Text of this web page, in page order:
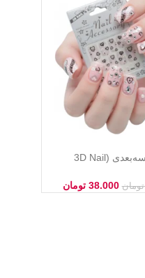
استیکر ناخن سه‌بعدی (3D Nail
تومان 38.000 تومان